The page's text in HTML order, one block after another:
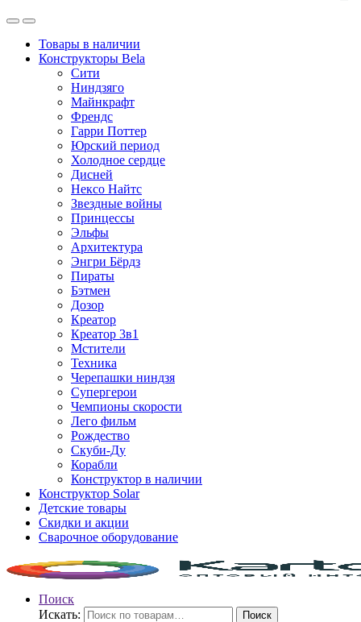
Товары в наличии
Конструкторы Bela
Сити
Ниндзяго
Майнкрафт
Френдс
Гарри Поттер
Юрский период
Холодное сердце
Дисней
Нексо Найтс
Звездные войны
Принцессы
Эльфы
Архитектура
Энгри Бёрдз
Пираты
Бэтмен
Дозор
Креатор
Креатор 3в1
Мстители
Техника
Черепашки ниндзя
Супергерои
Чемпионы скорости
Лего фильм
Рождество
Скуби-Ду
Корабли
Конструктор в наличии
Конструктор Solar
Детские товары
Скидки и акции
Сварочное оборудование
Поиск
Искать:
Поиск